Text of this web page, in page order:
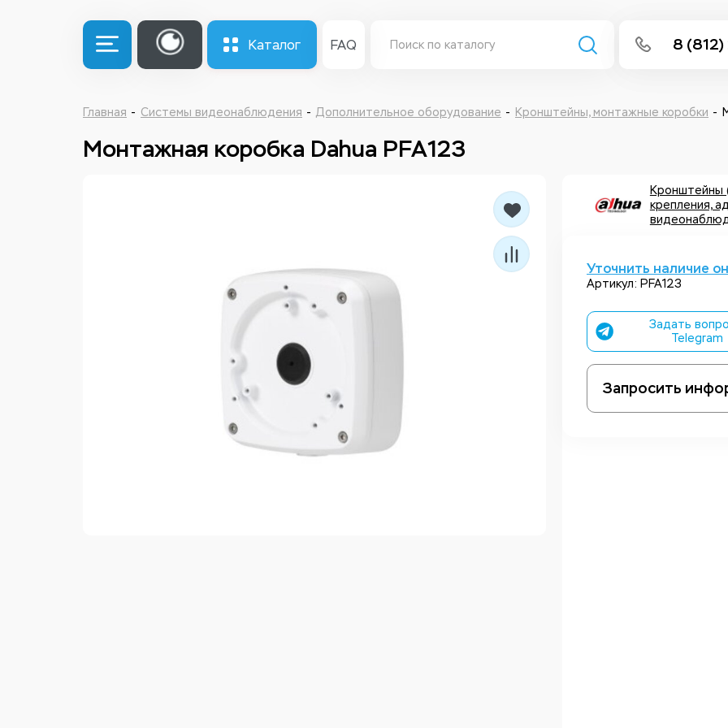
Каталог FAQ 8 (812)
Главная Системы видеонаблюдения Дополнительное оборудование Кронштейны, монтажные коробки
Монтажная коробка Dahua PFA123
Кронштейны
крепления,
Уточнить наличие
Артикул: PFA123
Задать
Telegram
Запросить